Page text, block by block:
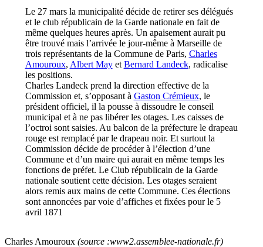
Le 27 mars la municipalité décide de retirer ses délégués
et le club républicain de la Garde nationale en fait de
même quelques heures après. Un apaisement aurait pu
être trouvé mais l’arrivée le jour-même à Marseille de
trois représentants de la Commune de Paris, Charles
Amouroux, Albert Mayet Bernard Landeck, radicalise
les positions.
Charles Landeck prend la direction effective de la
Commission et, s’opposant à Gaston Crémieux, le
président officiel, il la pousse à dissoudre le conseil
municipal et à ne pas libérer les otages. Les caisses de
l’octroi sont saisies. Au balcon de la préfecture le drapeau
rouge est remplacé par le drapeau noir. Et surtout la
Commission décide de procéder à l’élection d’une
Commune et d’un maire qui aurait en même temps les
fonctions de préfet. Le Club républicain de la Garde
nationale soutient cette décision. Les otages seraient
alors remis aux mains de cette Commune. Ces élections
sont annoncées par voie d’affiches et fixées pour le 5
avril 1871
Charles Amouroux (source :www2.assemblee-nationale.fr)